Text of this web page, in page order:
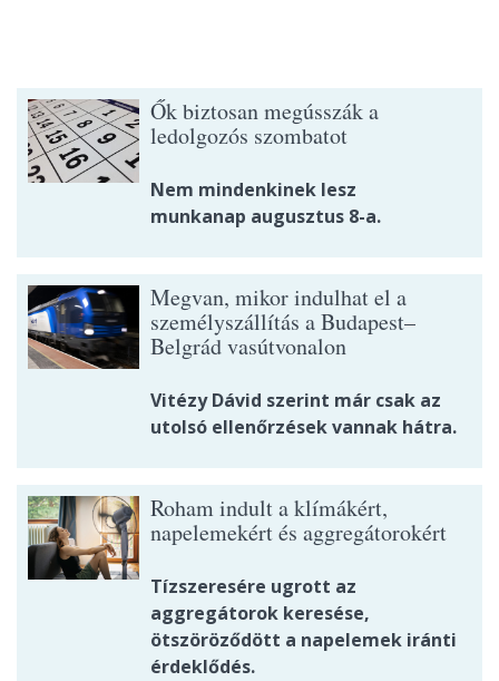
Ők biztosan megússzák a
ledolgozós szombatot
Nem mindenkinek lesz
munkanap augusztus 8-a.
Megvan, mikor indulhat el a
személyszállítás a Budapest–
Belgrád vasútvonalon
Vitézy Dávid szerint már csak az
utolsó ellenőrzések vannak hátra.
Roham indult a klímákért,
napelemekért és aggregátorokért
Tízszeresére ugrott az
aggregátorok keresése,
ötszöröződött a napelemek iránti
érdeklődés.